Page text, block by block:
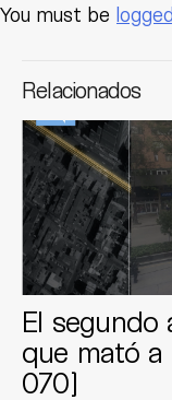
You must be
Relacionados
El segundo
que mató a
070]